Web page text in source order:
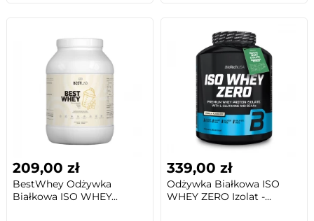
209,00 zł
BestWhey Odżywka
Białkowa ISO WHEY...
339,00 zł
Odżywka Białkowa ISO
WHEY ZERO Izolat -...